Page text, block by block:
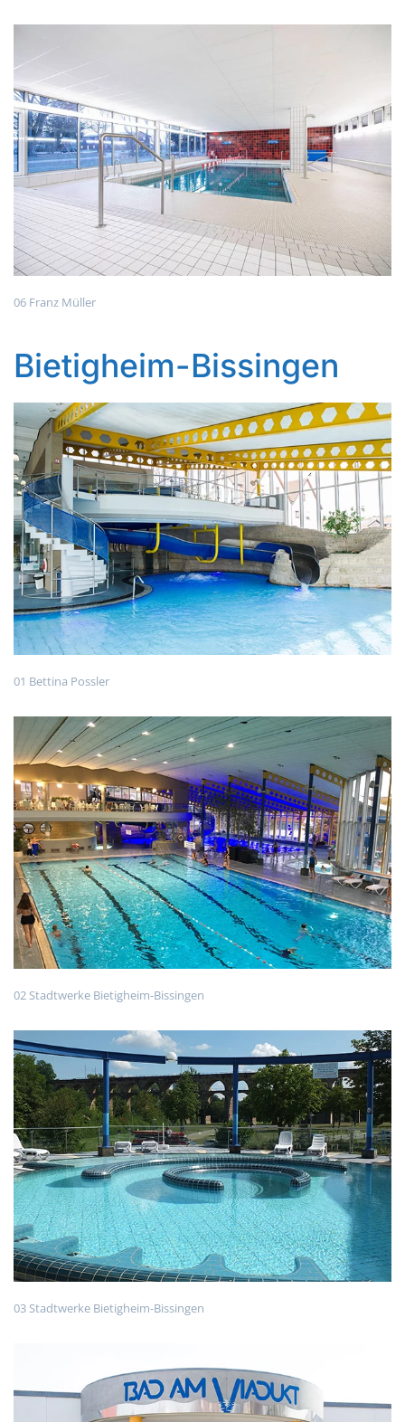
06 Franz Müller
Bietigheim-Bissingen
01 Bettina Possler
02 Stadtwerke Bietigheim-Bissingen
03 Stadtwerke Bietigheim-Bissingen